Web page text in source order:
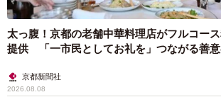
お金の問題を解決することが回復につながる※画像
太っ腹！京都の老舗中華料理店がフルコー
提供 「一市民としてお礼を」つながる善
京都新聞社
2026.08.08